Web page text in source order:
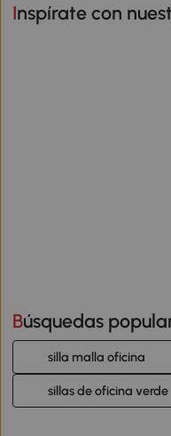
Inspírate con
Búsquedas
silla malla oficina
sillas de oficina verde